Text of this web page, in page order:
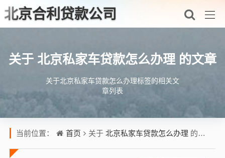
北京合利贷款公司
关于 北京私家车贷款怎么办理 的文章
关于北京私家车贷款怎么办理标签的相关文
章列表
当前位置： 首页 关于北京私家车贷款怎么办理 的文章